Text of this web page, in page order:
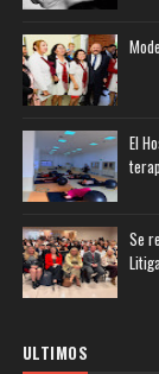
El
Se
ULTIMOS